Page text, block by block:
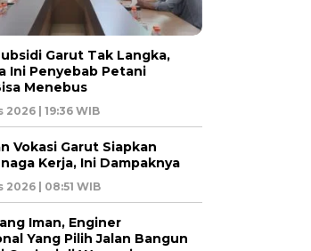
Garut Tak Langka,
Ini Penyebab Petani
Menebus
2026 | 19:36 WIB
Vokasi Garut Siapkan
Kerja, Ini Dampaknya
2026 | 08:51 WIB
Iman, Enginer
Yang Pilih Jalan Bangun